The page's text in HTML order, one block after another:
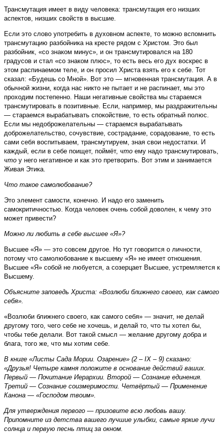
Трансмутация имеет в виду человека: трансмутация его низших
аспектов, низших свойств в высшие.
Если это слово употребить в духовном аспекте, то можно вспомнить
трансмутацию разбойника на кресте рядом с Христом. Это был
разбойник, «со знаком минус», и он трансмутировался на 180
градусов и стал «со знаком плюс», то есть весь его дух воскрес в
этом распинаемом теле, и он просил Христа взять его к себе. Тот
сказал: «Будешь со Мной». Вот это — мгновенная трансмутация. А в
обычной жизни, когда нас никто не пытает и не распинает, мы это
проходим постепенно. Наши негативные свойства мы стараемся
трансмутировать в позитивные. Если, например, мы раздражительны
— стараемся вырабатывать спокойствие, то есть обратный полюс.
Если мы недоброжелательны — стараемся вырабатывать
доброжелательство, сочувствие, сострадание, сорадование, то есть
сами себя воспитываем, трансмутируем, зная свои недостатки. И
каждый, если в себе поищет, поймёт, что ему надо трансмутировать,
что у него негативное и как это претворить. Вот этим и занимается
Живая Этика.
Что такое самолюбование?
Это элемент самости, конечно. И надо его заменить
самокритичностью. Когда человек очень собой доволен, к чему это
может привести?
Можно ли любить в себе высшее «Я»?
Высшее «Я» — это совсем другое. Но тут говорится о личности,
потому что самолюбование к высшему «Я» не имеет отношения.
Высшее «Я» собой не любуется, а созерцает Высшее, устремляется к
Высшему.
Объясните заповедь Христа: «Возлюби ближнего своего, как самого
себя».
«Возлюби ближнего своего, как самого себя» — значит, не делай
другому того, чего себе не хочешь, и делай то, что ты хотел бы,
чтобы тебе делали. Вот такой смысл — желание другому добра и
блага, того же, что мы хотим себе.
В книге «Листы Сада Мории. Озарение» (2 – IX – 9) сказано:
«Друзья! Четыре камня положите в основание действий ваших.
Первый — Почитание Иерархии. Второй — Сознание единения.
Третий — Сознание соизмеримости. Четвёртый — Применение
Канона — «Господом твоим».
Для утверждения первого — призовите всю любовь вашу.
Припомните из детства вашего лучшие улыбки, самые яркие лучи
солнца и первую песнь птиц за окном.